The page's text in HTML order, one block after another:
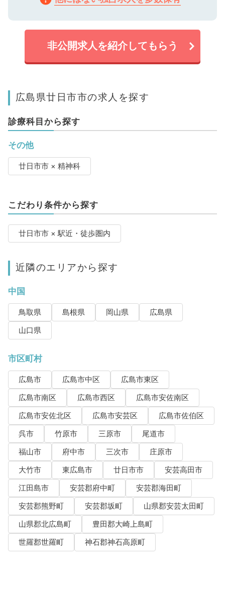
非公開求人を紹介してもらう
広島県廿日市市の求人を探す
診療科目から探す
その他
廿日市市 × 精神科
こだわり条件から探す
廿日市市 × 駅近・徒歩圏内
近隣のエリアから探す
中国
鳥取県 島根県 岡山県
広島県
山口県
市区町村
広島市 広島市中区
広島市東区
広島市南区
広島市西区
広島市安佐南区
広島市安佐北区
広島市安芸区
広島市佐伯区
呉市
竹原市 三原市
尾道市
福山市
府中市 三次市
庄原市
大竹市
東広島市 廿日市市
安芸高田市
江田島市
安芸郡府中町
安芸郡海田町
安芸郡熊野町
安芸郡坂町
山県郡安芸太田町
山県郡北広島町
豊田郡大崎上島町
世羅郡世羅町
神石郡神石高原町